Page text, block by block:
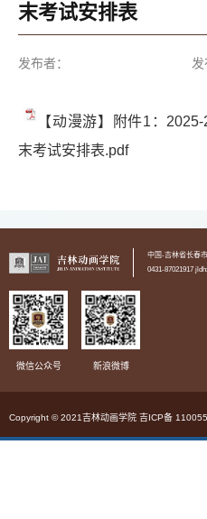
末考试安排表
发布者：
【动漫游】附件1：
末考试安排表.pdf
中国-吉林省长春
0431-87021917
微信公众号 新浪微博
Copyright © 2021吉林动画学院 吉ICP备